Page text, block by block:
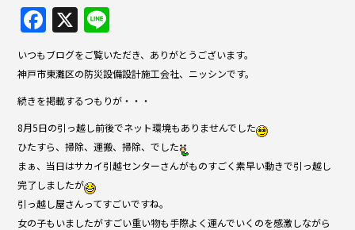
F
a
c
e
b
o
o
k
X
n
e
いつもブログをご覧いただき、ありがとうございます。
神戸市東灘区の防災設備設計施工会社、ニッシンです。
続きを掲載するつもりが・・・
8月5日の引っ越し前後でネット環境もありませんでした
ひたすら、掃除、運搬、掃除、でした
まぁ、当日はサカイ引越センターさんがものすごく素早い動きで引っ越し
完了しましたが
引っ越し屋さんってすごいですね。
女の子もいましたがすごい重い物も手際よく運んでいくのを感激しながら